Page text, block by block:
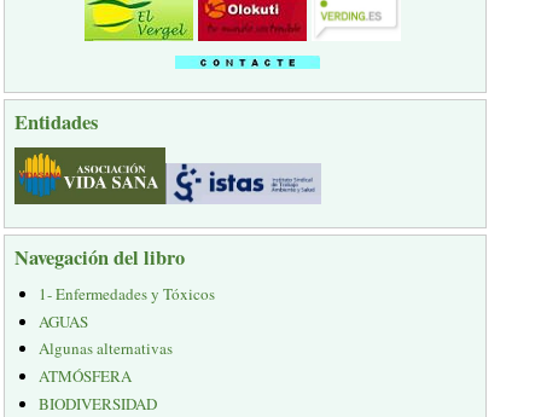
Entidades
Navegación del libro
1- Enfermedades y Tóxicos
AGUAS
Algunas alternativas
ATMÓSFERA
BIODIVERSIDAD